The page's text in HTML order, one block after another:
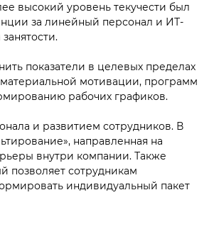
высокий уровень текучести был
за линейный персонал и ИТ-
показатели в целевых пределах
мотивации, программ
рабочих графиков.
и развитием сотрудников. В
направленная на
внутри компании. Также
позволяет сотрудникам
индивидуальный пакет